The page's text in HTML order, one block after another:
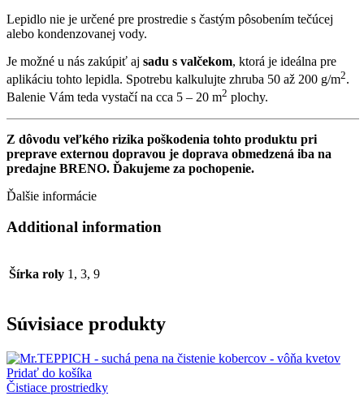
Lepidlo nie je určené pre prostredie s častým pôsobením tečúcej
alebo kondenzovanej vody.
Je možné u nás zakúpiť aj sadu s valčekom, ktorá je ideálna pre
aplikáciu tohto lepidla. Spotrebu kalkulujte zhruba 50 až 200 g/m2.
Balenie Vám teda vystačí na cca 5 – 20 m2 plochy.
Z dôvodu veľkého rizika poškodenia tohto produktu pri
preprave externou dopravou je doprava obmedzená iba na
predajne BRENO. Ďakujeme za pochopenie.
Ďalšie informácie
Additional information
Šírka roly 1, 3, 9
Súvisiace produkty
Pridať do košíka
Čistiace prostriedky